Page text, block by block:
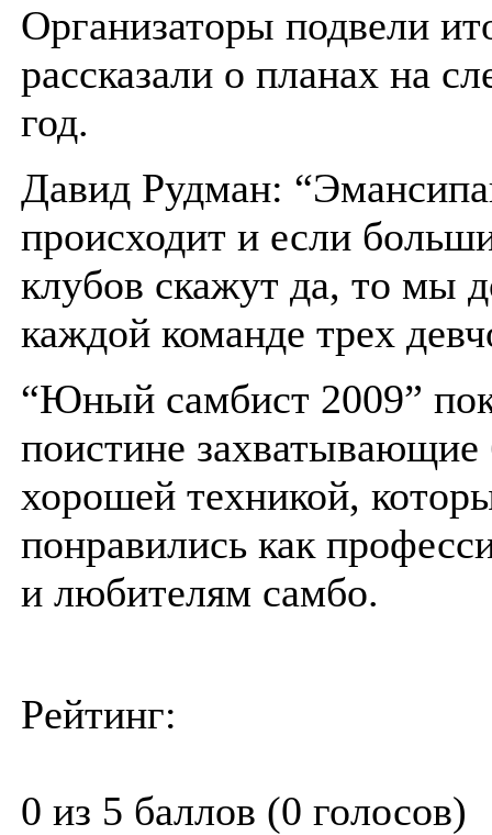
Организаторы подвели
рассказали о планах на
год.
Давид Рудман:
происходит и если
клубов скажут да, то мы
каждой команде трех
“Юный самбист 2009”
поистине захватывающие
хорошей техникой,
понравились как
и любителям самбо.
Рейтинг:
0 из 5 баллов (0 голосов)